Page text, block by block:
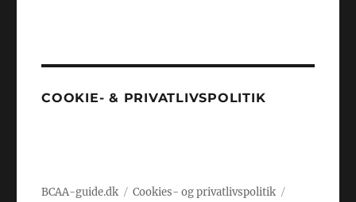
COOKIE- & PRIVATLIVSPOLITIK
BCAA-guide.dk Cookies- og privatlivspolitik